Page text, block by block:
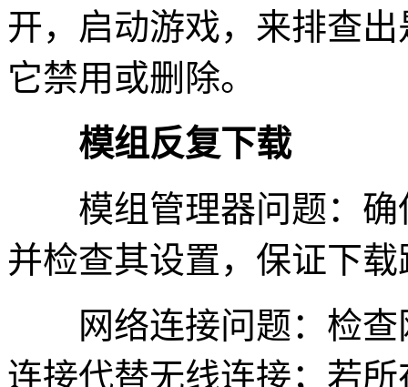
开，启动游戏，来排查
它禁用或删除。
模组反复下载
模组管理器问题：确
并检查其设置，保证下
网络连接问题：检查
连接代替无线连接；若